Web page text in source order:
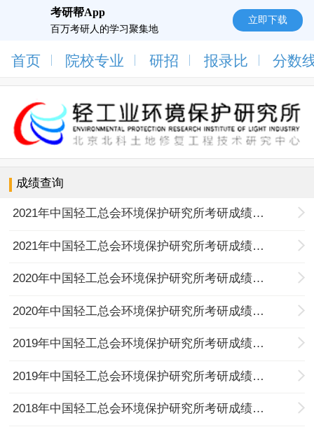
考研帮App
百万考研人的学习聚集地
立即下载
首页 院校专业 研招 报录比 分数
成绩查询
2021年中国轻工总会环境保护研究所考研成绩查询入口
2021年中国轻工总会环境保护研究所考研成绩查询时间
2020年中国轻工总会环境保护研究所考研成绩查询入口
2020年中国轻工总会环境保护研究所考研成绩查询时间
2019年中国轻工总会环境保护研究所考研成绩查询入口
2019年中国轻工总会环境保护研究所考研成绩查询时间
2018年中国轻工总会环境保护研究所考研成绩查询入口